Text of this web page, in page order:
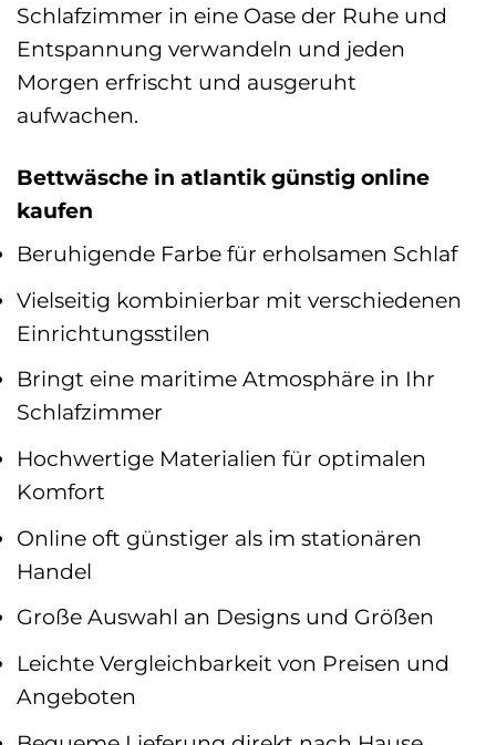
Schlafzimmer in eine Oase der Ruhe und
Entspannung verwandeln und jeden
Morgen erfrischt und ausgeruht
aufwachen.
Bettwäsche in atlantik günstig online
kaufen
Beruhigende Farbe für erholsamen Schlaf
Vielseitig kombinierbar mit verschiedenen
Einrichtungsstilen
Bringt eine maritime Atmosphäre in Ihr
Schlafzimmer
Hochwertige Materialien für optimalen
Komfort
Online oft günstiger als im stationären
Handel
Große Auswahl an Designs und Größen
Leichte Vergleichbarkeit von Preisen und
Angeboten